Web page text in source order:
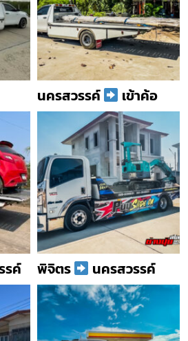
นครสวรรค์ เข้าค้อ
รค์ พิจิตร นครสวรรค์